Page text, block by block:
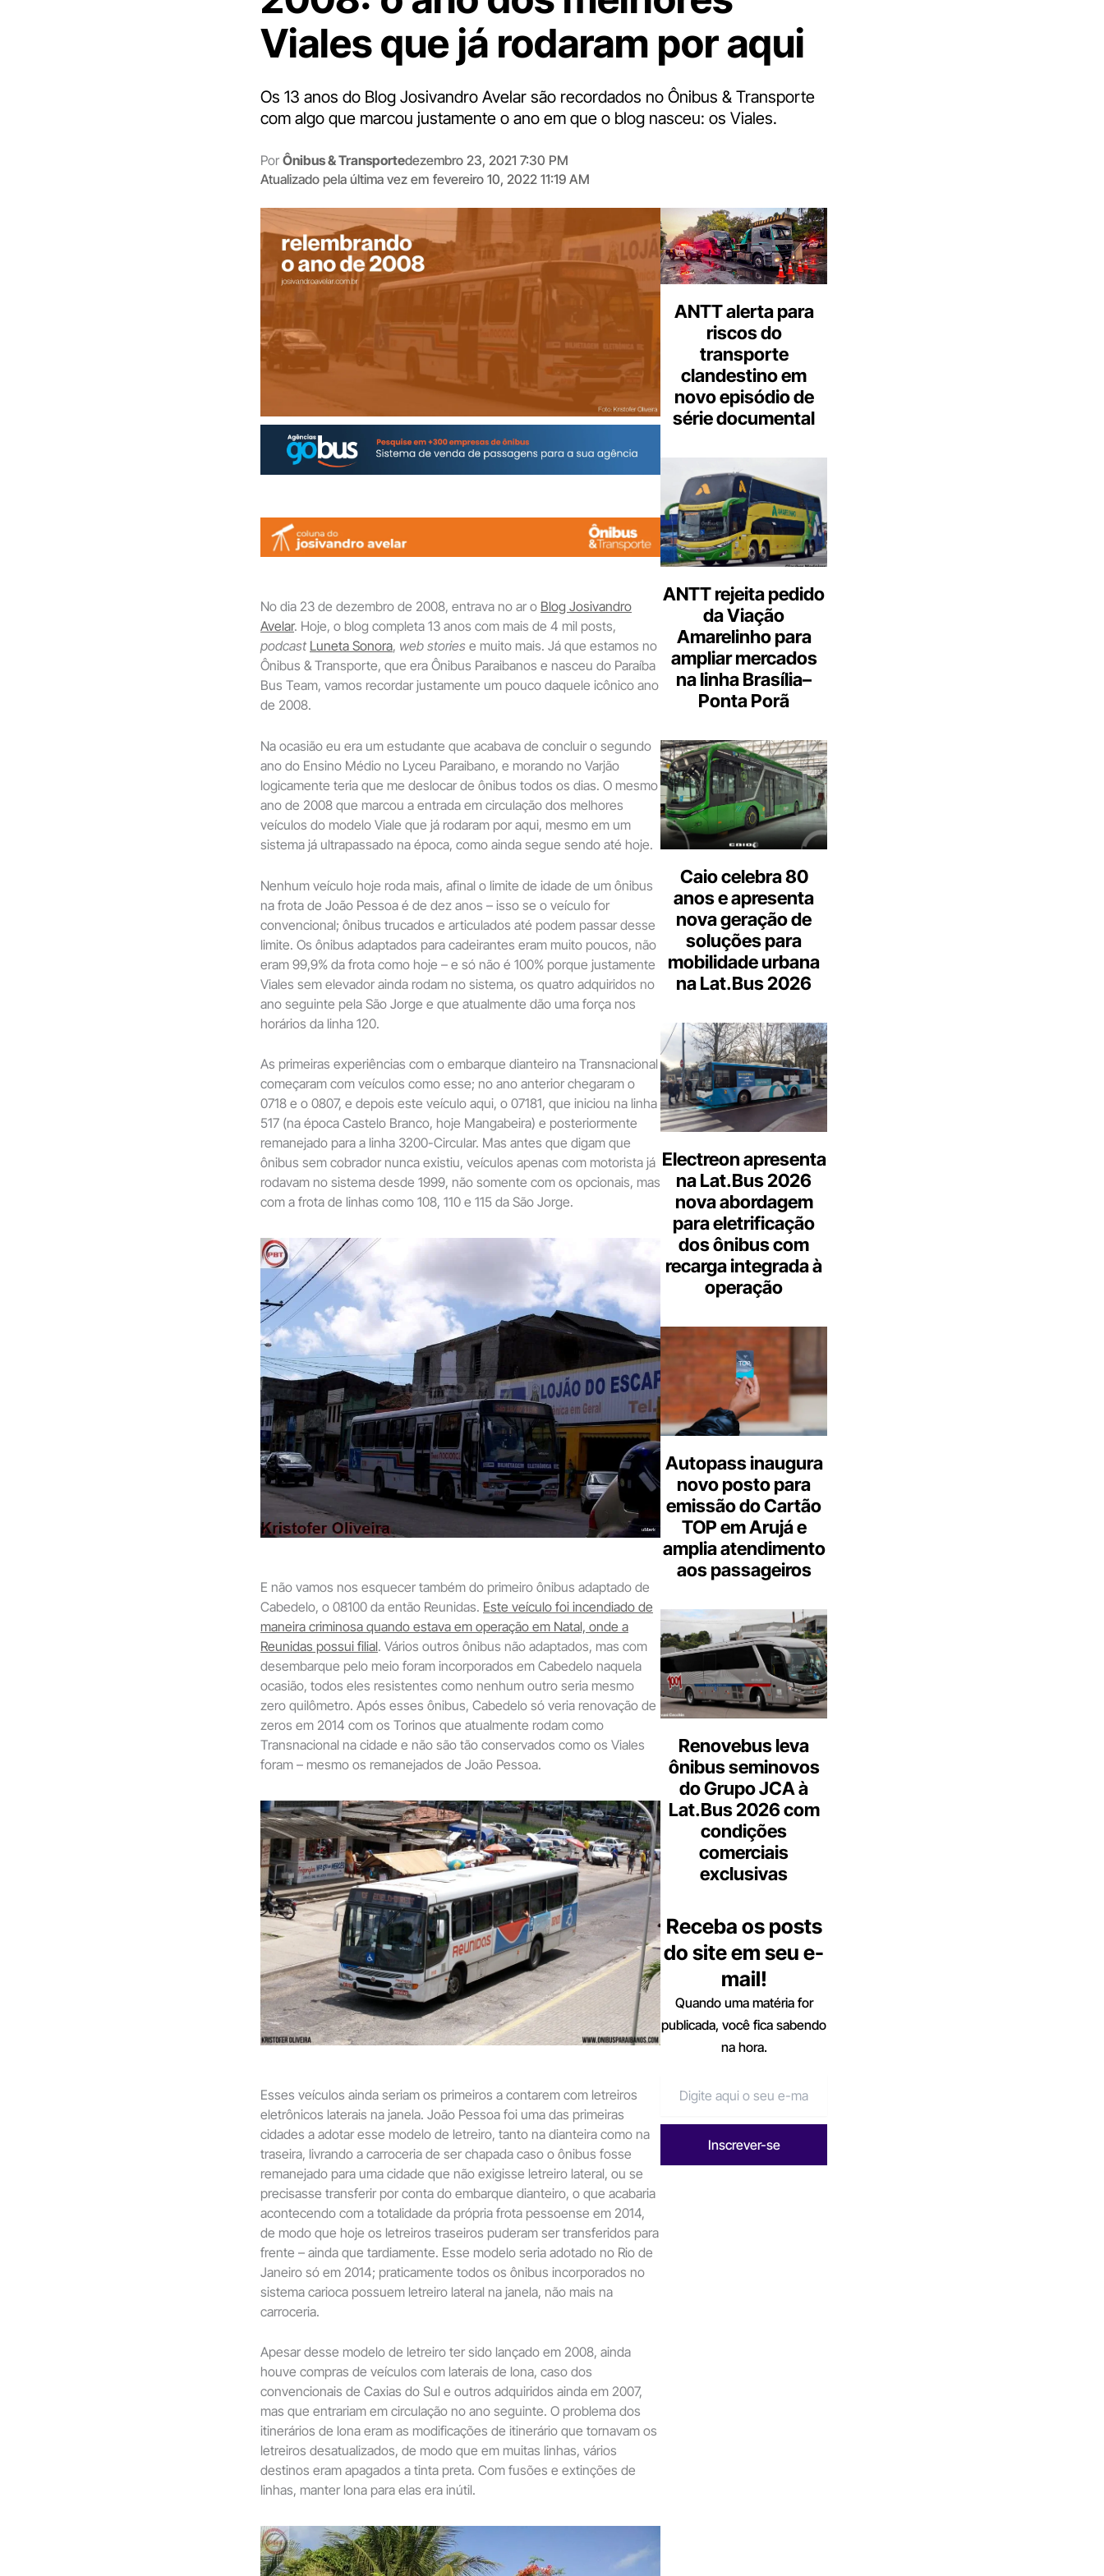
Viales que já rodaram por aqui
Os 13 anos do Blog Josivandro Avelar são recordados no Ônibus & Transporte
com algo que marcou justamente o ano em que o blog nasceu: os Viales.
Por Ônibus & Transportedezembro 23, 2021 7:30 PM
Atualizado pela última vez em fevereiro 10, 2022 11:19 AM
No dia 23 de dezembro de 2008, entrava no ar o Blog Josivandro
Avelar. Hoje, o blog completa 13 anos com mais de 4 mil posts,
podcast Luneta Sonora, web stories e muito mais. Já que estamos no
Ônibus & Transporte, que era Ônibus Paraibanos e nasceu do Paraíba
Bus Team, vamos recordar justamente um pouco daquele icônico ano
de 2008.
Na ocasião eu era um estudante que acabava de concluir o segundo
ano do Ensino Médio no Lyceu Paraibano, e morando no Varjão
logicamente teria que me deslocar de ônibus todos os dias. O mesmo
ano de 2008 que marcou a entrada em circulação dos melhores
veículos do modelo Viale que já rodaram por aqui, mesmo em um
sistema já ultrapassado na época, como ainda segue sendo até hoje.
Nenhum veículo hoje roda mais, afinal o limite de idade de um ônibus
na frota de João Pessoa é de dez anos – isso se o veículo for
convencional; ônibus trucados e articulados até podem passar desse
limite. Os ônibus adaptados para cadeirantes eram muito poucos, não
eram 99,9% da frota como hoje – e só não é 100% porque justamente
Viales sem elevador ainda rodam no sistema, os quatro adquiridos no
ano seguinte pela São Jorge e que atualmente dão uma força nos
horários da linha 120.
As primeiras experiências com o embarque dianteiro na Transnacional
começaram com veículos como esse; no ano anterior chegaram o
0718 e o 0807, e depois este veículo aqui, o 07181, que iniciou na linha
517 (na época Castelo Branco, hoje Mangabeira) e posteriormente
remanejado para a linha 3200-Circular. Mas antes que digam que
ônibus sem cobrador nunca existiu, veículos apenas com motorista já
rodavam no sistema desde 1999, não somente com os opcionais, mas
com a frota de linhas como 108, 110 e 115 da São Jorge.
E não vamos nos esquecer também do primeiro ônibus adaptado de
Cabedelo, o 08100 da então Reunidas. Este veículo foi incendiado de
maneira criminosa quando estava em operação em Natal, onde a
Reunidas possui filial. Vários outros ônibus não adaptados, mas com
desembarque pelo meio foram incorporados em Cabedelo naquela
ocasião, todos eles resistentes como nenhum outro seria mesmo
zero quilômetro. Após esses ônibus, Cabedelo só veria renovação de
zeros em 2014 com os Torinos que atualmente rodam como
Transnacional na cidade e não são tão conservados como os Viales
foram – mesmo os remanejados de João Pessoa.
Esses veículos ainda seriam os primeiros a contarem com letreiros
eletrônicos laterais na janela. João Pessoa foi uma das primeiras
cidades a adotar esse modelo de letreiro, tanto na dianteira como na
traseira, livrando a carroceria de ser chapada caso o ônibus fosse
remanejado para uma cidade que não exigisse letreiro lateral, ou se
precisasse transferir por conta do embarque dianteiro, o que acabaria
acontecendo com a totalidade da própria frota pessoense em 2014,
de modo que hoje os letreiros traseiros puderam ser transferidos para
frente – ainda que tardiamente. Esse modelo seria adotado no Rio de
Janeiro só em 2014; praticamente todos os ônibus incorporados no
sistema carioca possuem letreiro lateral na janela, não mais na
carroceria.
Apesar desse modelo de letreiro ter sido lançado em 2008, ainda
houve compras de veículos com laterais de lona, caso dos
convencionais de Caxias do Sul e outros adquiridos ainda em 2007,
mas que entrariam em circulação no ano seguinte. O problema dos
itinerários de lona eram as modificações de itinerário que tornavam os
letreiros desatualizados, de modo que em muitas linhas, vários
destinos eram apagados a tinta preta. Com fusões e extinções de
linhas, manter lona para elas era inútil.
ANTT alerta para
riscos do
transporte
clandestino em
novo episódio de
série documental
ANTT rejeita pedido
da Viação
Amarelinho para
ampliar mercados
na linha Brasília–
Ponta Porã
Caio celebra 80
anos e apresenta
nova geração de
soluções para
mobilidade urbana
na Lat.Bus 2026
Electreon apresenta
na Lat.Bus 2026
nova abordagem
para eletrificação
dos ônibus com
recarga integrada à
operação
Autopass inaugura
novo posto para
emissão do Cartão
TOP em Arujá e
amplia atendimento
aos passageiros
Renovebus leva
ônibus seminovos
do Grupo JCA à
Lat.Bus 2026 com
condições
comerciais
exclusivas
Receba os posts
do site em seu e-
mail!
Quando uma matéria for
publicada, você fica sabendo
na hora.
aqui
o
seu
e-
mail
Inscrever-se